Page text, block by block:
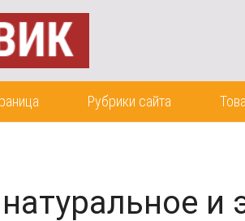
Рубрики сайта
и